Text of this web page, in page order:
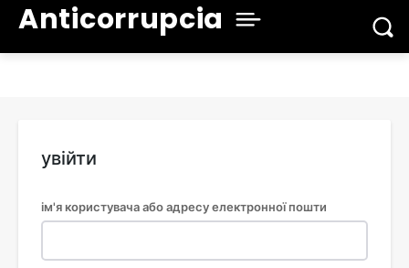
Anticorrupcia
увійти
ім'я користувача або адресу електронної пошти